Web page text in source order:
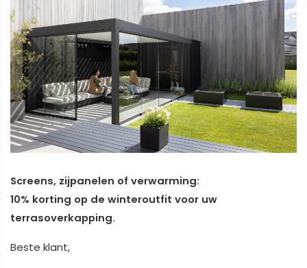
Screens, zijpanelen of verwarming:
10% korting op de winteroutfit voor uw
terrasoverkapping.
Beste klant,